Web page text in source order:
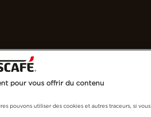
pour vous offrir du contenu
pouvons utiliser des cookies et autres traceurs, si vous